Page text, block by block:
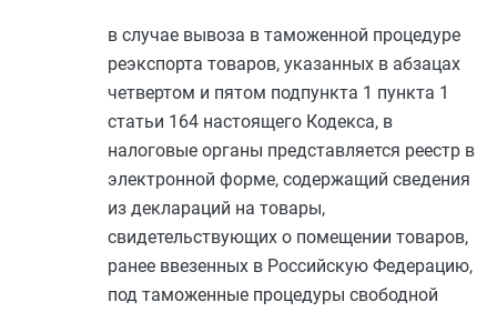
в случае вывоза в таможенной процедуре
реэкспорта товаров, указанных в абзацах
четвертом и пятом подпункта 1 пункта 1
статьи 164 настоящего Кодекса, в
налоговые органы представляется реестр в
электронной форме, содержащий сведения
из деклараций на товары,
свидетельствующих о помещении товаров,
ранее ввезенных в Российскую Федерацию,
под таможенные процедуры свободной